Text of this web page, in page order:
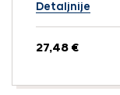
Detaljnije
27,48 €